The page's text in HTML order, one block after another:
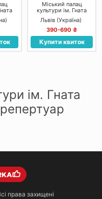
Міський палац
культури ім. Гната
Хоткевича
Львів (Україна)
390-690 ₴
Купити квиток
ім. Гната
права захищені